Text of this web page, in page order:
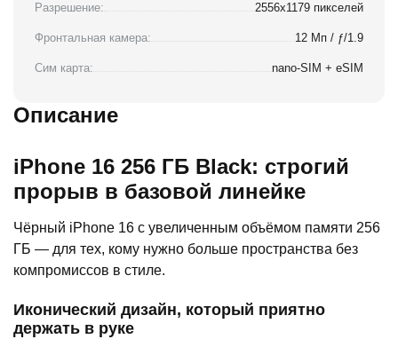
Разрешение: 2556x1179 пикселей
Фронтальная камера: 12 Мп / ƒ/1.9
Сим карта: nano-SIM + eSIM
Описание
iPhone 16 256 ГБ Black: строгий
прорыв в базовой линейке
Чёрный iPhone 16 с увеличенным объёмом памяти 256
ГБ — для тех, кому нужно больше пространства без
компромиссов в стиле.
Иконический дизайн, который приятно
держать в руке